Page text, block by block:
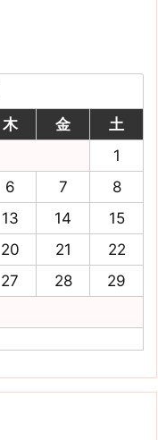
木 金
土
1
6 7
8
13 14
15
20 21
22
27 28
29